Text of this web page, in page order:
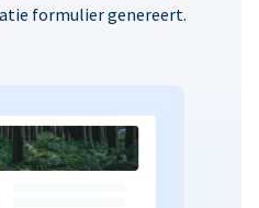
formulier genereert.